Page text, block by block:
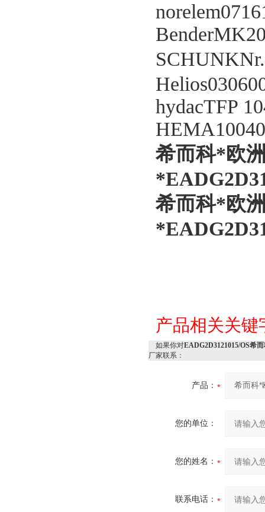
hydacTFP
希而科*欧
希而科*欧
产品相关关
如果你对EADG2D3121015/OS希
厂家联系：
产品：
您的单位：
您的姓名：
联系电话：